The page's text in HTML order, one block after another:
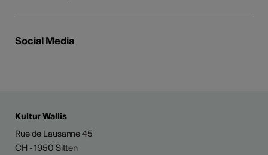
Social Media
Kultur Wallis
Rue de Lausanne 45
CH - 1950 Sitten